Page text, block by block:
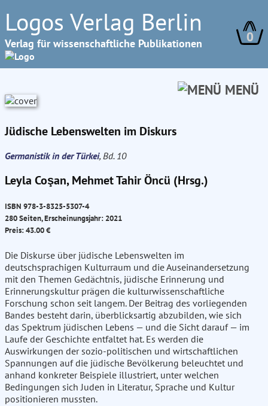
Logos Verlag Berlin
Verlag für wissenschaftliche Publikationen 0
MENÜ
Jüdische Lebenswelten im Diskurs
Germanistik in der Türkei, Bd. 10
Leyla Coşan, Mehmet Tahir Öncü (Hrsg.)
ISBN 978-3-8325-5307-4
280 Seiten, Erscheinungsjahr: 2021
Preis: 43.00 €
Die Diskurse über jüdische Lebenswelten im
deutschsprachigen Kulturraum und die Auseinandersetzung
mit den Themen Gedächtnis, jüdische Erinnerung und
Erinnerungskultur prägen die kulturwissenschaftliche
Forschung schon seit langem. Der Beitrag des vorliegenden
Bandes besteht darin, überblicksartig abzubilden, wie sich
das Spektrum jüdischen Lebens — und die Sicht darauf — im
Laufe der Geschichte entfaltet hat. Es werden die
Auswirkungen der sozio-politischen und wirtschaftlichen
Spannungen auf die jüdische Bevölkerung beleuchtet und
anhand konkreter Beispiele illustriert, unter welchen
Bedingungen sich Juden in Literatur, Sprache und Kultur
positionieren mussten.